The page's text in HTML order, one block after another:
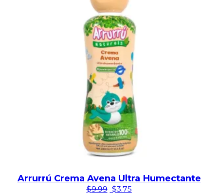
Arrurrú Crema Avena Ultra Humectante
$9.99 El precio original era: $9.99.
$3.75El precio actual es: